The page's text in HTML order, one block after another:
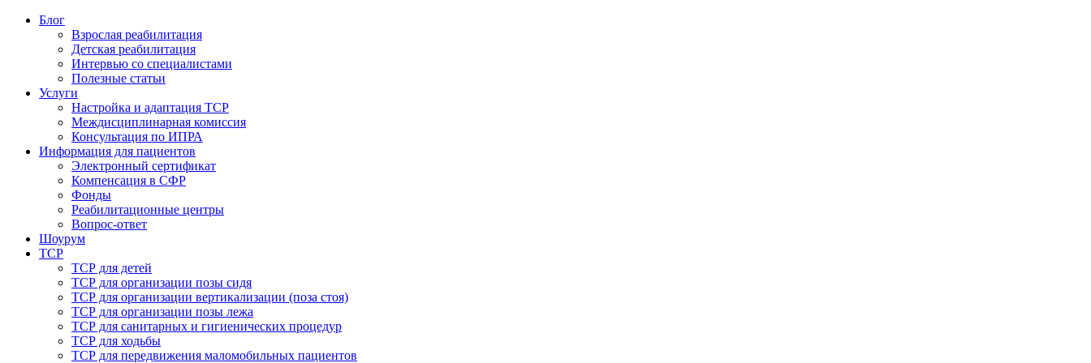
Блог
Взрослая реабилитация
Детская реабилитация
Интервью со специалистами
Полезные статьи
Услуги
Настройка и адаптация ТСР
Междисциплинарная комиссия
Консультация по ИПРА
Информация для пациентов
Электронный сертификат
Компенсация в СФР
Фонды
Реабилитационные центры
Вопрос-ответ
Шоурум
ТСР
ТСР для детей
ТСР для организации позы сидя
ТСР для организации вертикализации (поза стоя)
ТСР для организации позы лежа
ТСР для санитарных и гигиенических процедур
ТСР для ходьбы
ТСР для передвижения маломобильных пациентов